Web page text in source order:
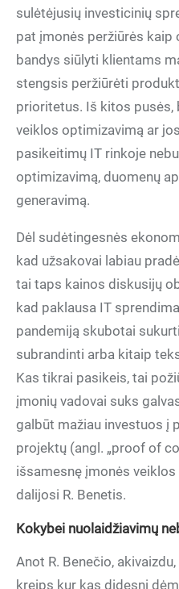
sulėtėjusių investicinių
pat įmonės peržiūrės
bandys siūlyti klientams
stengsis peržiūrėti
prioritetus. Iš kitos pusės,
veiklos optimizavimą ar
pasikeitimų IT rinkoje
optimizavimą, duomenų
generavimą.
Dėl sudėtingesnės
kad užsakovai labiau
tai taps kainos diskusijų
kad paklausa IT
pandemiją skubotai
subrandinti arba kitaip
Kas tikrai pasikeis, tai
įmonių vadovai suks
galbūt mažiau investuos į
projektų (angl. „proof of
išsamesnę įmonės veiklos
dalijosi R. Benetis.
Kokybei nuolaidžiavimų
Anot R. Benečio,
kreips kur kas didesnį